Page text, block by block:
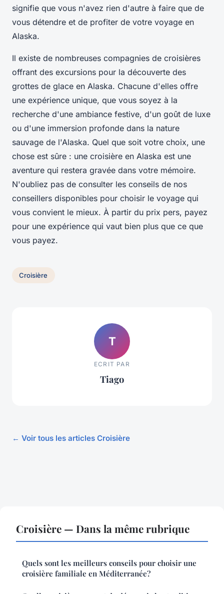
signifie que vous n'avez rien d'autre à faire que de
vous détendre et de profiter de votre voyage en
Alaska.
Il existe de nombreuses compagnies de croisières
offrant des excursions pour la découverte des
grottes de glace en Alaska. Chacune d'elles offre
une expérience unique, que vous soyez à la
recherche d'une ambiance festive, d'un goût de luxe
ou d'une immersion profonde dans la nature
sauvage de l'Alaska. Quel que soit votre choix, une
chose est sûre : une croisière en Alaska est une
aventure qui restera gravée dans votre mémoire.
N'oubliez pas de consulter les conseils de nos
conseillers disponibles pour choisir le voyage qui
vous convient le mieux. À partir du prix pers, payez
pour une expérience qui vaut bien plus que ce que
vous payez.
Croisière
T
ECRIT PAR
Tiago
← Voir tous les articles Croisière
Croisière — Dans la même rubrique
Quels sont les meilleurs conseils pour choisir une
croisière familiale en Méditerranée?